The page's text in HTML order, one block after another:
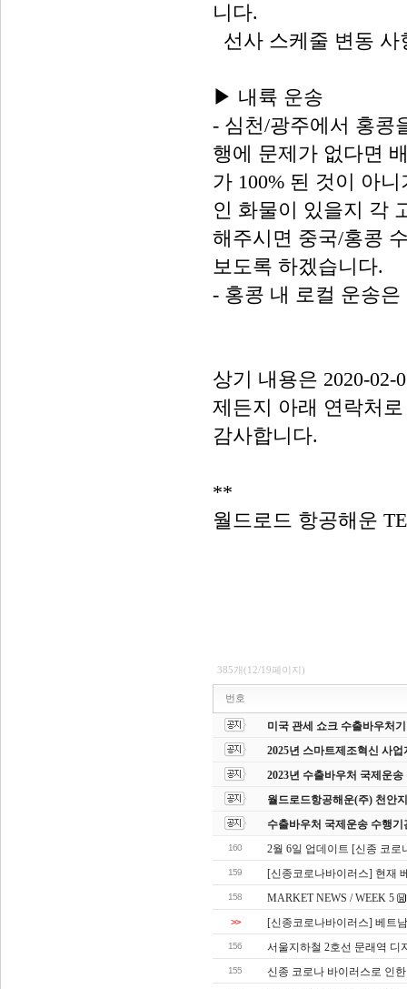
니다.
선사 스케줄 변동
▶ 내륙 운송
- 심천/광주에서 홍콩
행에 문제가 없다면
가 100% 된 것이 아
인 화물이 있을지 각
해주시면 중국/홍콩
보도록 하겠습니다.
- 홍콩 내 로컬 운송
상기 내용은 2020-
제든지 아래 연락처
감사합니다.
**
월드로드 항공해운
385개(12/19페이지)
번호
미국 관세 쇼크 수출바우처
2025년 스마트제조혁신 사업
2023년 수출바우처 국제운
월드로드항공해운(주) 천안
수출바우처 국제운송 수행기
160 2월 6일 업데이트 [신종 코
159 [신종코로나바이러스] 현재
158 MARKET NEWS / WEEK 5
>> [신종코로나바이러스] 베트
156 서울지하철 2호선 문래역 디
155 신종 코로나 바이러스로 인